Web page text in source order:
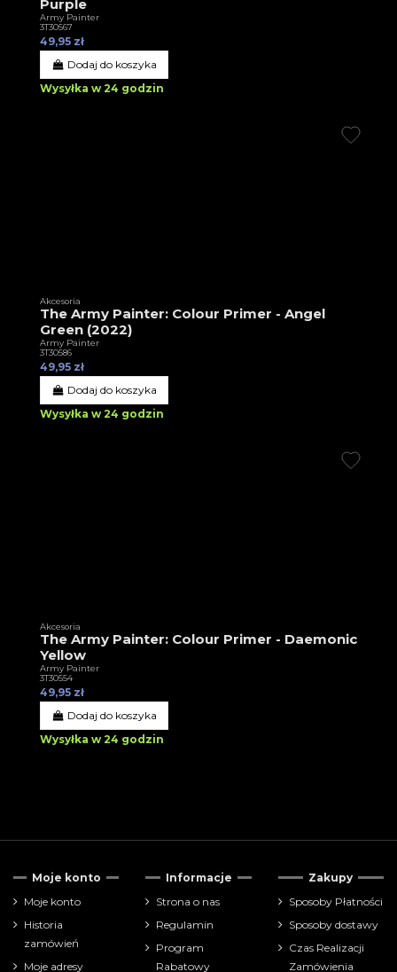
Purple
Army Painter
3T30567
49,95 zł
Dodaj do koszyka
Wysyłka w 24 godzin
Akcesoria
The Army Painter: Colour Primer - Angel
Green (2022)
Army Painter
3T30586
49,95 zł
Dodaj do koszyka
Wysyłka w 24 godzin
Akcesoria
The Army Painter: Colour Primer - Daemonic
Yellow
Army Painter
3T30554
49,95 zł
Dodaj do koszyka
Wysyłka w 24 godzin
Moje konto
Moje konto
Historia
zamówień
Moje adresy
Informacje
Strona o nas
Regulamin
Program
Rabatowy
Zakupy
Sposoby Płatności
Sposoby dostawy
Czas Realizacji
Zamówienia